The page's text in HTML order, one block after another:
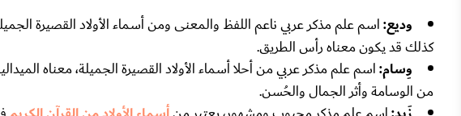
وديع:اسم علم مذكر عربي ناعم اللفظ والمعنى ومن أسماء الأولاد القصيرة
كذلك قد يكون معناه رأس الطريق.
وِسام:اسم علم مذكر عربي من أحلا أسماء الأولاد القصيرة الجميلة، معناه
من الوسامة وأثر الجمال والحُسن.